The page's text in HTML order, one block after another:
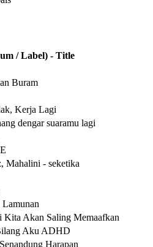
/ Label) - Title
Buram
Kerja Lagi
dengar suaramu lagi
Mahalini - seketika
Kita Akan Saling Memaafkan
Aku ADHD
Harapan